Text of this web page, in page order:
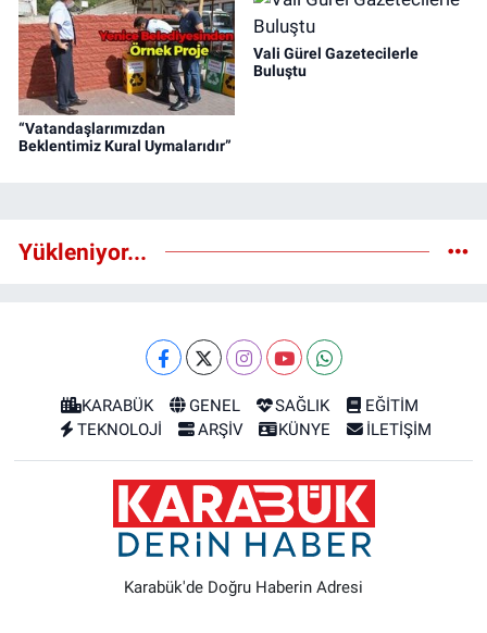
“Vatandaşlarımızdan
Beklentimiz Kural Uymalarıdır”
Vali Gürel Gazetecilerle
Buluştu
Yükleniyor...
KARABÜK GENEL SAĞLIK
EĞİTİM
TEKNOLOJİ
ARŞİV KÜNYE İLETİŞİM
Karabük'de Doğru Haberin Adresi